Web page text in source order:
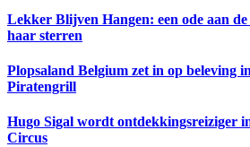
Lekker Blijven Hangen: een ode aan
haar sterren
Plopsaland Belgium zet in op beleving
Piratengrill
Hugo Sigal wordt ontdekkingsreiziger
Circus